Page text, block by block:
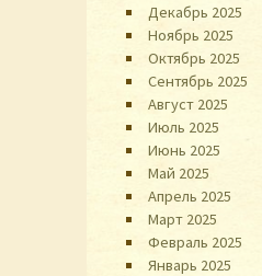
Декабрь 2025
Ноябрь 2025
Октябрь 2025
Сентябрь 2025
Август 2025
Июль 2025
Июнь 2025
Май 2025
Апрель 2025
Март 2025
Февраль 2025
Январь 2025